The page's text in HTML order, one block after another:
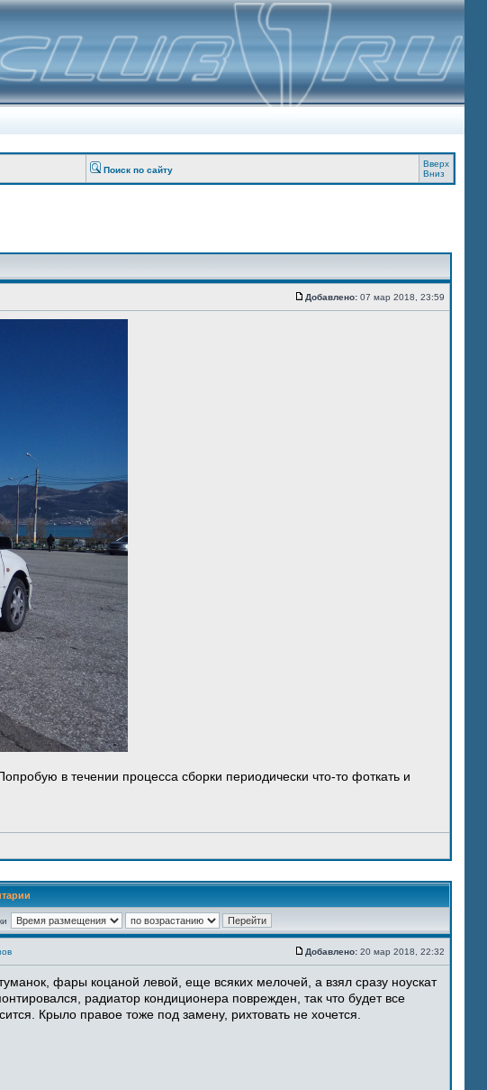
Поиск по сайту
Вверх
Вниз
Добавлено: 07 мар 2018, 23:59
в течении процесса сборки периодически что-то фоткать и
Добавлено: 20 мар 2018, 22:32
фары коцаной левой, еще всяких мелочей, а взял сразу ноускат
радиатор кондиционера поврежден, так что будет все
Крыло правое тоже под замену, рихтовать не хочется.